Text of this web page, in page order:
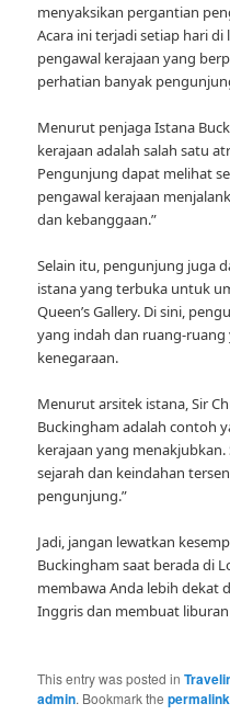
menyaksikan pergantian
Acara ini terjadi setiap hari
pengawal kerajaan yang
perhatian banyak
Menurut penjaga Istana
kerajaan adalah salah satu
Pengunjung dapat melihat
pengawal kerajaan
dan kebanggaan.”
Selain itu, pengunjung juga
istana yang terbuka untuk
Queen’s Gallery. Di sini,
yang indah dan ruang-
kenegaraan.
Menurut arsitek istana, Sir
Buckingham adalah contoh
kerajaan yang
sejarah dan keindahan
pengunjung.”
Jadi, jangan lewatkan
Buckingham saat berada di
membawa Anda lebih dekat
Inggris dan membuat
This entry was posted in
admin. Bookmark thepermalink